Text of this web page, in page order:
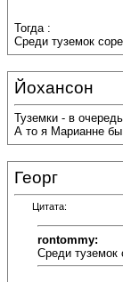
Тогда :
Среди туземок
Йохансон
Туземки - в
А то я Марианне
Георг
Цитата:
rontommy:
Среди туземок